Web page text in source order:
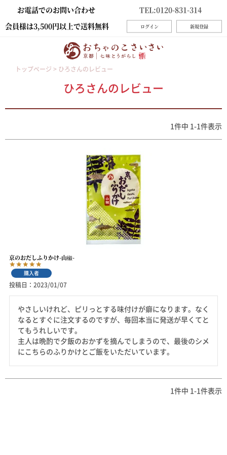
お電話でのお問い合わせ
TEL:0120-831-314
会員様は3,500円以上で送料無料
ログイン 新規登録
トップページ ひろさんのレビュー
ひろさんのレビュー
1 件中 1 -1 件表示
京のおだしふりかけ-山椒-
購入者
投稿日 2023/01/07
やさしいけれど、ピリっとする味付けが癖になります。なく
なるとすぐに注文するのですが、毎回本当に発送が早くてと
てもうれしいです。
主人は晩酌で夕飯のおかずを摘んでしまうので、最後のシメ
にこちらのふりかけとご飯をいただいています。
1 件中 1 -1 件表示